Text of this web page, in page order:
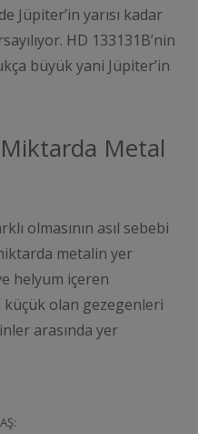
Jüpiter’in yarısı kadar
HD 133131B’nin
büyük yani Jüpiter’in
Metal
olmasının asıl sebebi
metalin yer
helyum içeren
küçük olan gezegenleri
arasında yer